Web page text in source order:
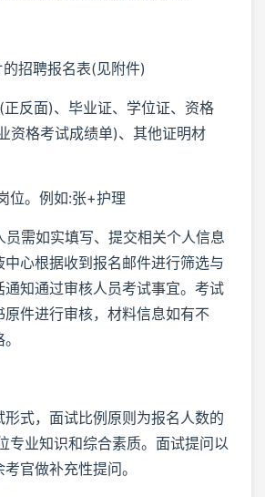
招聘报名表(见附件)
反面)、毕业证、学位证、资格
资格考试成绩单)、其他证明材
位。例如:张+护理
员需如实填写、提交相关个人信息
中心根据收到报名邮件进行筛选与
通知通过审核人员考试事宜。考试
件进行审核，材料信息如有不
式，面试比例原则为报名人数的
专业知识和综合素质。面试提问以
官做补充性提问。